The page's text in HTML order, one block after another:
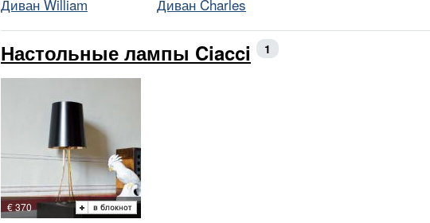
Диван William Диван Charles
Настольные лампы Ciacci 1
€ 370